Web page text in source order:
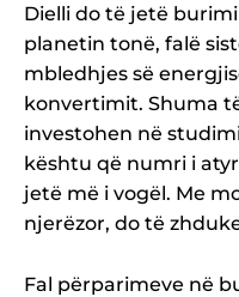
Dielli do të jetë
planetin tonë, falë
mbledhjes së
konvertimit. Shuma
investohen në
kështu që numri i
jetë më i vogël. Me
njerëzor, do të
Fal përparimeve në